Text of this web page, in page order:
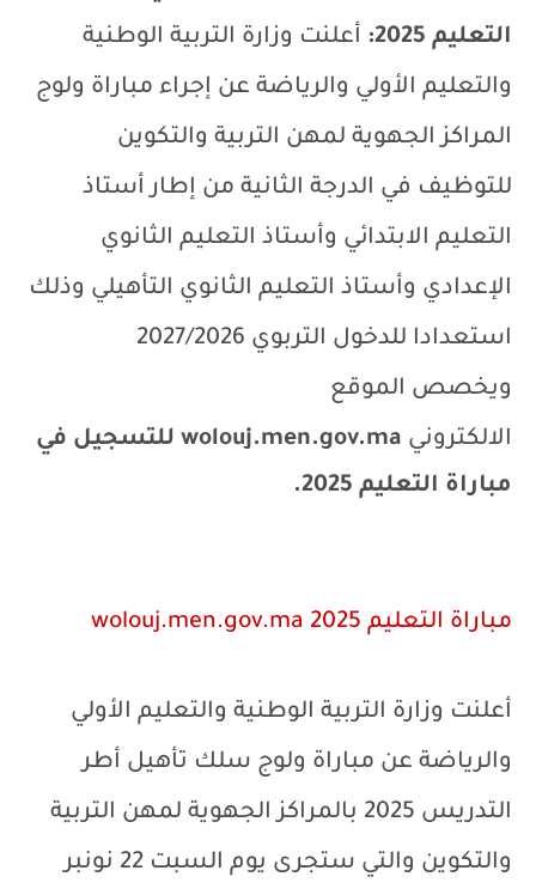
التعليم
أعلنت وزارة التربية الوطنية
والتعليم الأولي والرياضة عن إجراء مباراة ولوج
المراكز الجهوية لمهن التربية والتكوين
للتوظيف في الدرجة الثانية من إطار أستاذ
التعليم الابتدائي وأستاذ التعليم الثانوي
الإعدادي وأستاذ التعليم الثانوي التأهيلي وذلك
استعدادا للدخول التربوي 2027/2026
ويخصص الموقع
الالكتروني wolouj.men.gov.ma للتسجيل في
مباراة التعليم 2025.
مباراة التعليم 2025 wolouj.men.gov.ma
أعلنت وزارة التربية الوطنية والتعليم الأولي
والرياضة عن مباراة ولوج سلك تأهيل أطر
التدريس 2025 ب
المراكز الجهوية لمهن التربية
والتكوين
والتي ستجرى يوم السبت 22 نونبر